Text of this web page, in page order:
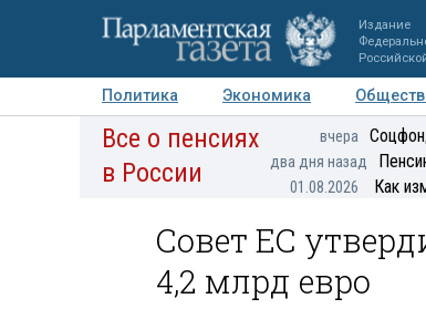
Издание
Политика Экономика
Авторы Персоны Мнения
Все о пенсиях
в России
вчера
два дня назад
01.08.2026 Как
Совет ЕС
4,2 млрд евро